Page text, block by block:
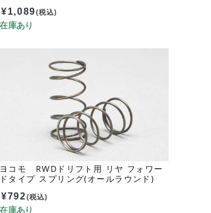
¥1,089(税込)
ヨコモ RWDドリフト用 リヤ フォワー
ドタイプ スプリング(オールラウンド)
¥792(税込)